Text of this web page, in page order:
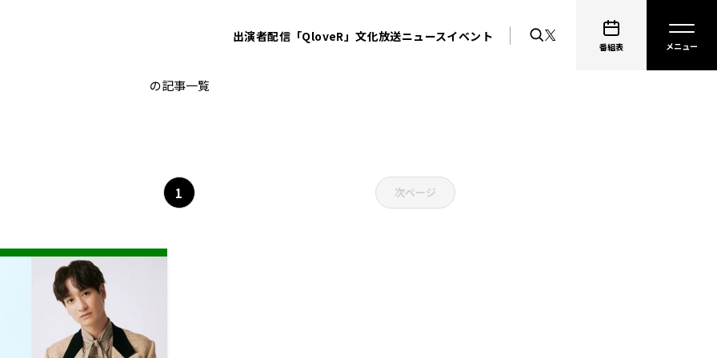
出演者配信「QloveR」文化放送ニュースイベント
番組表
の記事一覧
1 次ページ